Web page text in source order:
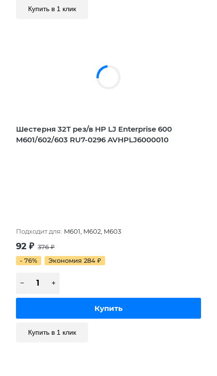
Купить в 1 клик
Шестерня 32Т рез/в HP LJ Enterprise 600
M601/602/603 RU7-0296 AVHPLJ6000010
Подходит для: M601, M602, M603
92 ₽ 376₽
- 76%
Экономия 284 ₽
Купить в 1 клик